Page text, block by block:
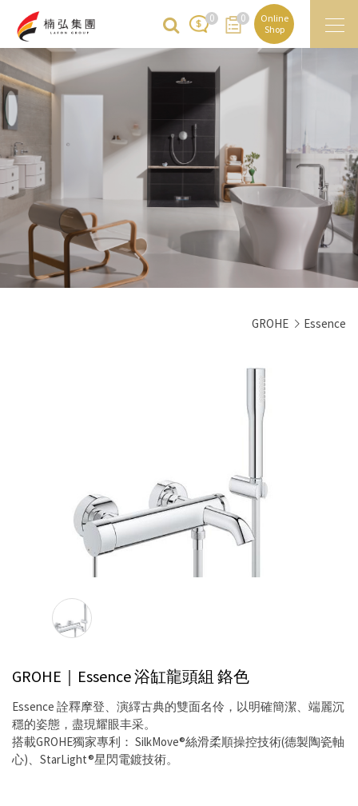
0 0
Online
Shop
GROHE Essence
GROHE｜Essence 浴缸龍頭組 鉻色
Essence 詮釋摩登、演繹古典的雙面名伶，以明確簡潔、端麗沉
穩的姿態，盡現耀眼丰采。
搭載GROHE獨家專利： SilkMove®絲滑柔順操控技術(德製陶瓷軸
心)、StarLight®星閃電鍍技術。